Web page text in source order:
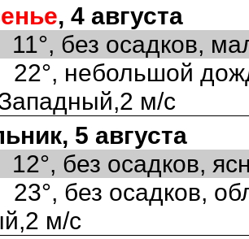
, 4 августа
без осадков,
небольшой
м/с
5 августа
без осадков,
без осадков,
м/с